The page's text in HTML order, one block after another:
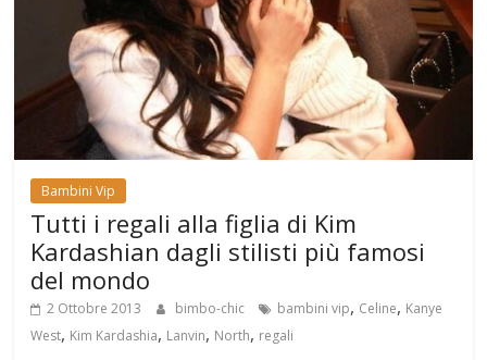
Bambini Vip
Tutti i regali alla figlia di Kim
Kardashian dagli stilisti più famosi
del mondo
2 Ottobre 2013 bimbo-chic bambini vip, Celine, Kanye
West, Kim Kardashia, Lanvin, North, regali